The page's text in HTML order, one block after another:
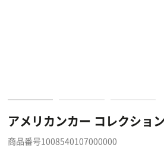
アメリカンカー コレクショ
商品番号1008540107000000